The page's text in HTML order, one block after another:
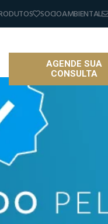
SOCIOAMBIENTAL
AGENDE SUA
CONSULTA